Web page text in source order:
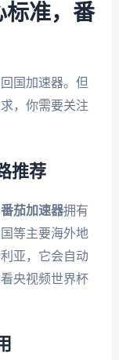
标准，番
国加速器。但
，你需要关注
推荐
番茄加速器拥有
等主要海外地
亚，它会自动
央视频世界杯